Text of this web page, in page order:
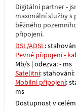
Digitální partner -
maximální služby
běžného
připojení.
DSL/ADSL:
Pevné připojení -
Mb/s | odezva: - ms
Satelitní:
Mobilní připojení:
ms
Dostupnost v